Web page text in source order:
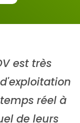
est très
réel à
de leurs